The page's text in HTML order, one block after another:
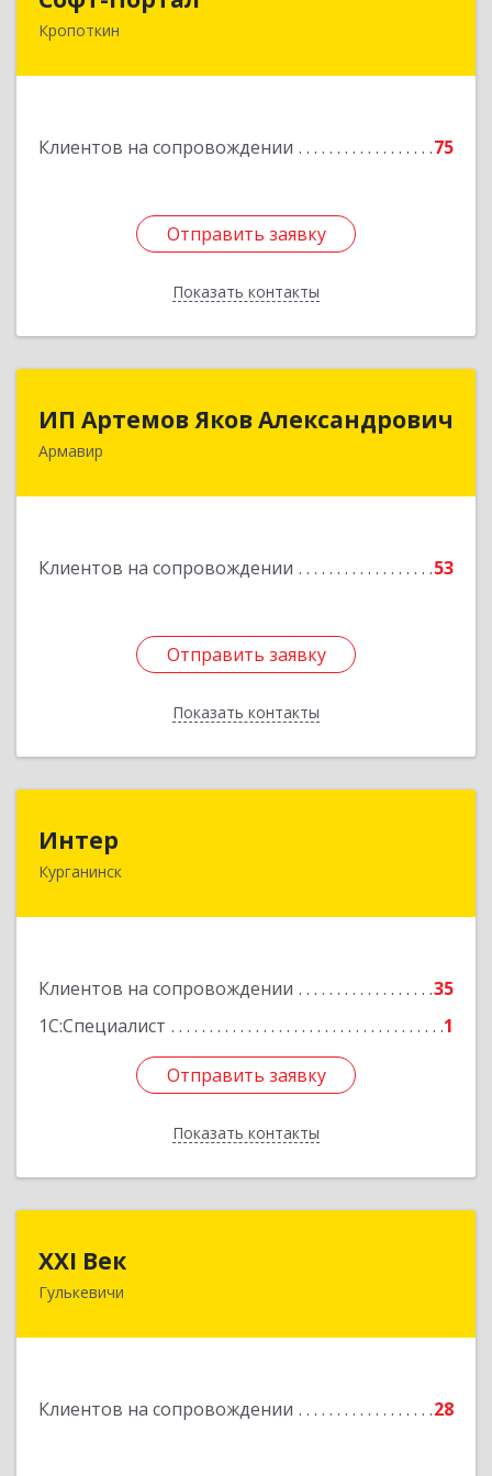
Кропоткин
Клиентов на сопровождении 75
Отправить заявку
Показать контакты
352395, Краснодарский край, Кавказский р-н,
Отправить заявку
Назад
ИП Артемов Яков Александрович
Армавир
Клиентов на сопровождении 53
Отправить заявку
Показать контакты
Отправить заявку
Назад
Интер
Курганинск
Клиентов на сопровождении
35
1С:Специалист
1
Отправить заявку
Показать контакты
352430, Краснодарский край, Курганинск г,
Отправить заявку
Назад
XXI Век
Гулькевичи
Клиентов на сопровождении 28